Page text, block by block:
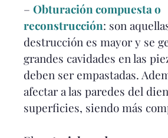
– Obturación compuesta o
reconstrucción: son
destrucción es mayor y se
grandes cavidades en las
deben ser empastadas.
afectar a las paredes del
superficies, siendo más